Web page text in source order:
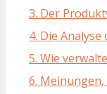
3. Der
4. Die
5. Wie
6.